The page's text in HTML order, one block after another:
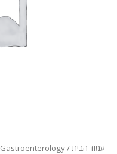
עמוד הבית/
Gastroenterology